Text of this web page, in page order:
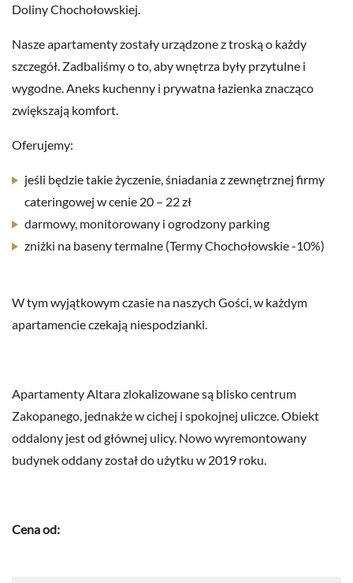
Doliny Chochołowskiej.
Nasze apartamenty zostały urządzone z troską o każdy
szczegół. Zadbaliśmy o to, aby wnętrza były przytulne i
wygodne. Aneks kuchenny i prywatna łazienka znacząco
zwiększają komfort.
Oferujemy:
jeśli będzie takie życzenie, śniadania z zewnętrznej firmy
cateringowej w cenie 20 – 22 zł
darmowy, monitorowany i ogrodzony parking
zniżki na baseny termalne (Termy Chochołowskie -10%)
W tym wyjątkowym czasie na naszych Gości, w każdym
apartamencie czekają niespodzianki.
Apartamenty Altara zlokalizowane są blisko centrum
Zakopanego, jednakże w cichej i spokojnej uliczce. Obiekt
oddalony jest od głównej ulicy. Nowo wyremontowany
budynek oddany został do użytku w 2019 roku.
Cena od: